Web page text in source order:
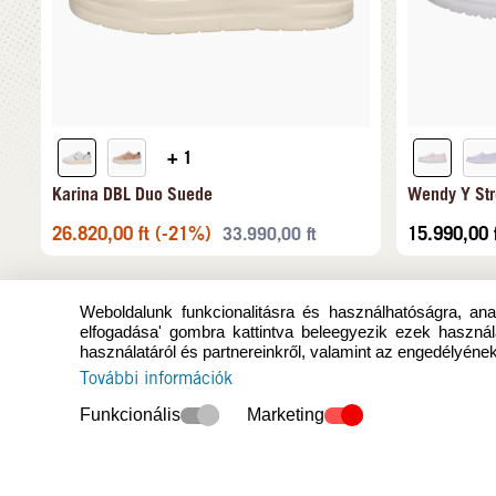
+ 1
Karina DBL Duo Suede
26.820,00 ft (-21%) 33.990,00 ft
Wendy Y
15.990,00
Weboldalunk funkcionalitásra és használhatóságra,
elfogadása' gombra kattintva beleegyezik ezek
használatáról és partnereinkről, valamint az
További információk
Funkcionális Marketing